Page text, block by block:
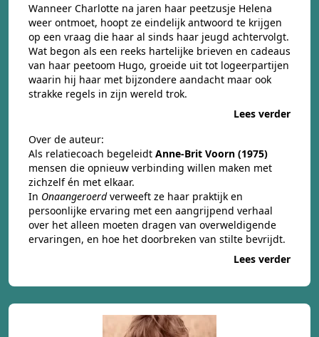
Wanneer Charlotte na jaren haar peetzusje Helena
weer ontmoet, hoopt ze eindelijk antwoord te krijgen
op een vraag die haar al sinds haar jeugd achtervolgt.
Wat begon als een reeks hartelijke brieven en cadeaus
van haar peetoom Hugo, groeide uit tot logeerpartijen
waarin hij haar met bijzondere aandacht maar ook
strakke regels in zijn wereld trok.
Lees verder
Over de auteur:
Als relatiecoach begeleidt Anne-Brit Voorn (1975)
mensen die opnieuw verbinding willen maken met
zichzelf én met elkaar.
In Onaangeroerdverweeft ze haar praktijk en
persoonlijke ervaring met een aangrijpend verhaal
over het alleen moeten dragen van overweldigende
ervaringen, en hoe het doorbreken van stilte bevrijdt.
Lees verder